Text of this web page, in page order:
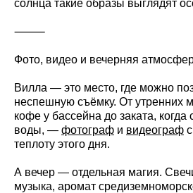
солнца такие образы выглядят
⸻
Фото, видео и вечерняя
Вилла — это место, где можно
неспешную съёмку. От утренних
кофе у бассейна до заката, когда
воды, — фотограф и видеограф
теплоту этого дня.
А вечер — отдельная магия.
музыка, аромат